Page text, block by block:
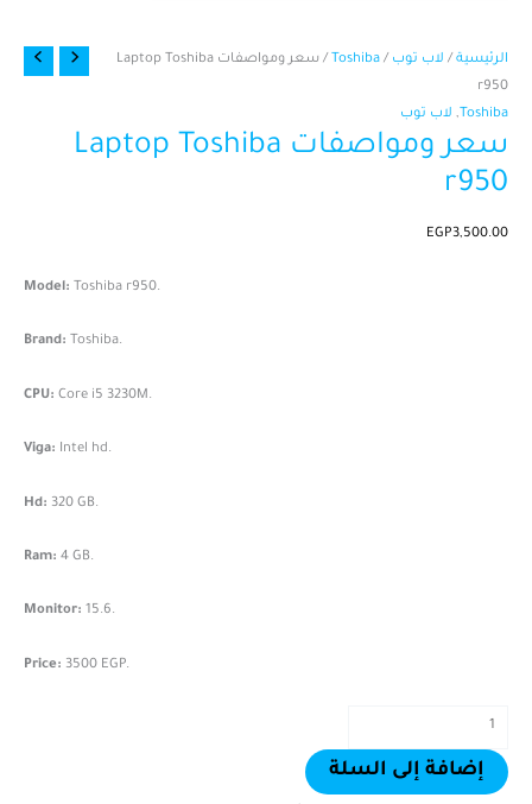
الرئيسية / لاب توب /
Toshiba
/ سعر ومواصفات Laptop Toshiba
r950
Toshiba
, لاب توب
سعر ومواصفات Laptop Toshiba
r950
EGP3,500.00
Model: Toshiba r950.
Brand: Toshiba.
CPU: Core i5 3230M.
Viga: Intel hd.
Hd: 320 GB.
Ram: 4 GB.
Monitor: 15.6.
Price: 3500 EGP.
كمية
سعر
ومواصفات
Laptop
Toshiba
r950
إضافة إلى السلة